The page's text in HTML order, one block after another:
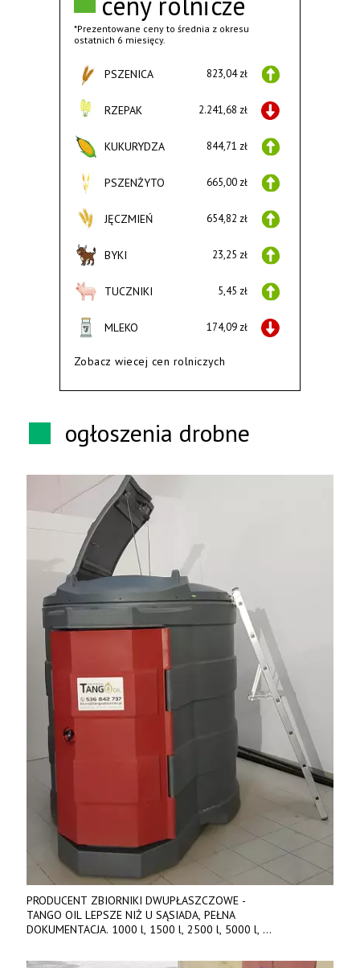
*Prezentowane ceny to średnia z okresu
ostatnich 6 miesięcy.
PSZENICA 823,04 zł
RZEPAK 2.241,68 zł
KUKURYDZA 844,71 zł
PSZENŻYTO 665,00 zł
JĘCZMIEŃ 654,82 zł
BYKI 23,25 zł
TUCZNIKI 5,45 zł
MLEKO 174,09 zł
Zobacz wiecej cen rolniczych
ogłoszenia drobne
PRODUCENT ZBIORNIKI DWUPŁASZCZOWE -
TANGO OIL LEPSZE NIŻ U SĄSIADA, PEŁNA
DOKUMENTACJA. 1000 l, 1500 l, 2500 l, 5000 l,
842 737, www.tango-oil.pl